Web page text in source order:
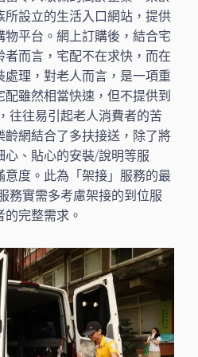
設立的生活入口網站，提供
平台。網上訂購後，結合宅
而言，宅配不在求快，而在
理，對老人而言，是一項重
雖然相當快速，但不提供到
往往易引起老人消費者的苦
網結合了多扶接送，除了將
心、貼心的安裝/說明等服
度。此為「架接」服務的最
務實需多考慮架接的到位服
完整需求。